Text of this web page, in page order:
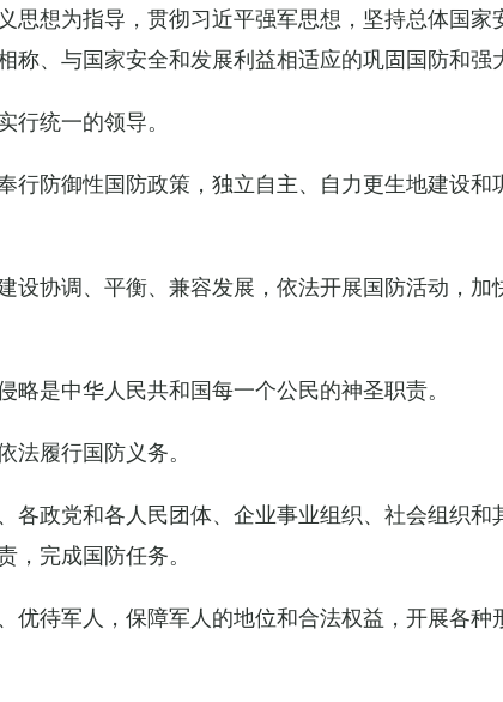
思想为指导，贯彻习近平强军思想，坚持总体国
称、与国家安全和发展利益相适应的巩固国防和强
统一的领导。
防御性国防政策，独立自主、自力更生地建设和
设协调、平衡、兼容发展，依法开展国防活动，
是中华人民共和国每一个公民的神圣职责。
法履行国防义务。
各政党和各人民团体、企业事业组织、社会组织和
完成国防任务。
待军人，保障军人的地位和合法权益，开展各种